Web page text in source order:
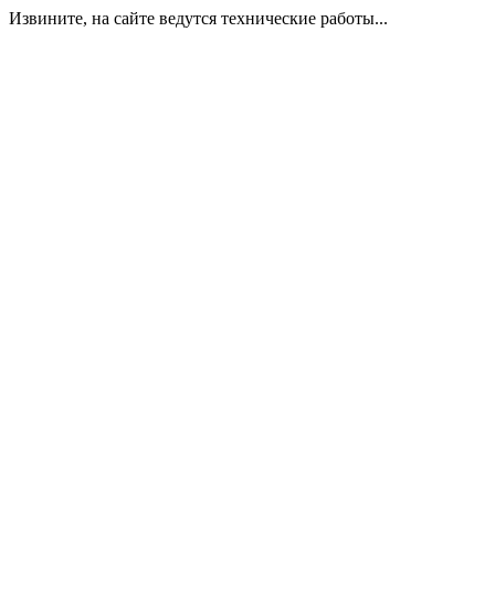
Извините, на сайте ведутся технические работы...